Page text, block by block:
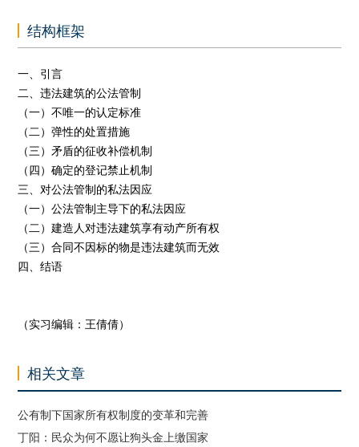
结构框架
一、引言
二、违法建筑的公法管制
（一）不唯一的认定标准
（二）弹性的处置措施
（三）矛盾的征收补偿机制
（四）确定的登记禁止机制
三、对公法管制的私法因应
（一）公法管制主导下的私法因应
（二）建造人对违法建筑享有动产所有权
（三）合同不因标的物是违法建筑而无效
四、结语
（实习编辑：王倩倩）
相关文章
公有制下国家所有权制度的变革和完善
丁阳：民众为何不愿让狗头金上缴国家